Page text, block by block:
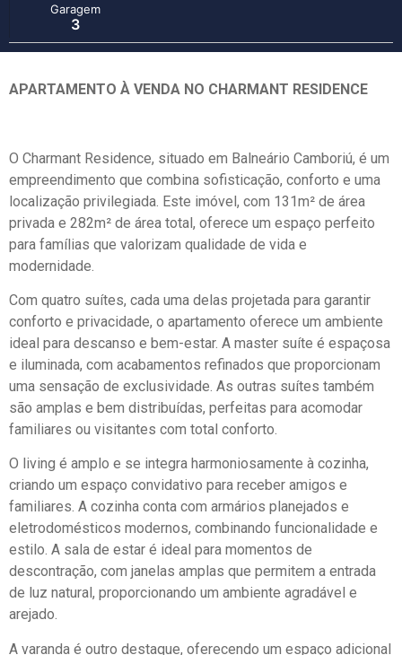
Garagem
3
APARTAMENTO À VENDA NO CHARMANT RESIDENCE
O Charmant Residence, situado em Balneário Camboriú, é um
empreendimento que combina sofisticação, conforto e uma
localização privilegiada. Este imóvel, com 131m² de área
privada e 282m² de área total, oferece um espaço perfeito
para famílias que valorizam qualidade de vida e
modernidade.
Com quatro suítes, cada uma delas projetada para garantir
conforto e privacidade, o apartamento oferece um ambiente
ideal para descanso e bem-estar. A master suíte é espaçosa
e iluminada, com acabamentos refinados que proporcionam
uma sensação de exclusividade. As outras suítes também
são amplas e bem distribuídas, perfeitas para acomodar
familiares ou visitantes com total conforto.
O living é amplo e se integra harmoniosamente à cozinha,
criando um espaço convidativo para receber amigos e
familiares. A cozinha conta com armários planejados e
eletrodomésticos modernos, combinando funcionalidade e
estilo. A sala de estar é ideal para momentos de
descontração, com janelas amplas que permitem a entrada
de luz natural, proporcionando um ambiente agradável e
arejado.
A varanda é outro destaque, oferecendo um espaço adicional